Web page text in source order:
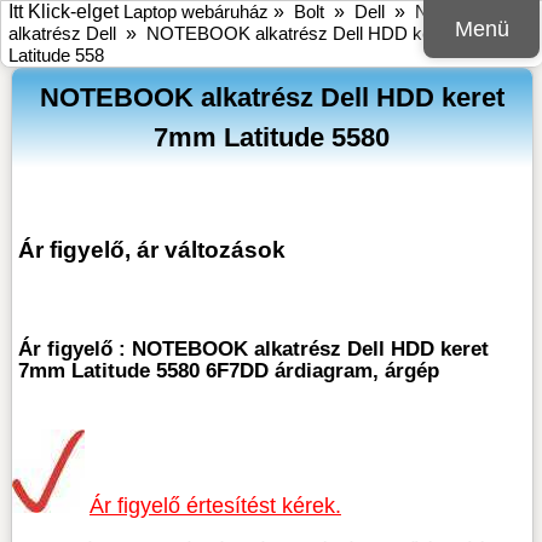
Menü
Itt Klick-elget Laptop webáruház » Bolt » Dell » Notebook
alkatrész Dell » NOTEBOOK alkatrész Dell HDD keret 7mm
Latitude 558
NOTEBOOK alkatrész Dell HDD keret
7mm Latitude 5580
Ár figyelő, ár változások
Ár figyelő : NOTEBOOK alkatrész Dell HDD keret
7mm Latitude 5580 6F7DD árdiagram, árgép
Ár figyelő értesítést kérek.